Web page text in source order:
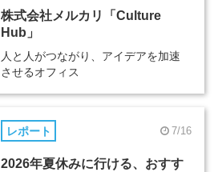
株式会社メルカリ「Culture
Hub」
人と人がつながり、アイデアを加速
させるオフィス
レポート 7/16
2026年夏休みに行ける、おすす